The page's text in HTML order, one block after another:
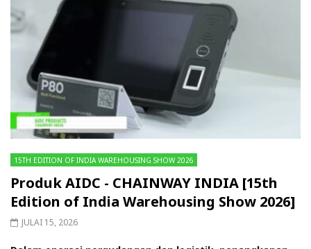
15TH EDITION OF INDIA WAREHOUSING SHOW 2026
Produk AIDC - CHAINWAY INDIA [15th
Edition of India Warehousing Show 2026]
JULAI 15, 2026